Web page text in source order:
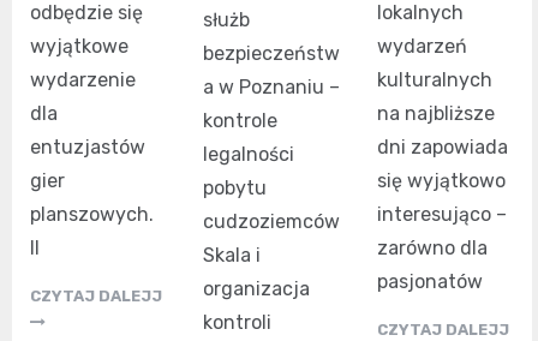
odbędzie się
wyjątkowe
wydarzenie
dla
entuzjastów
gier
planszowych.
II
CZYTAJ DALEJJ
służb
bezpieczeństw
a w Poznaniu –
kontrole
legalności
pobytu
cudzoziemców
Skala i
organizacja
kontroli
lokalnych
wydarzeń
kulturalnych
na najbliższe
dni zapowiada
się wyjątkowo
interesująco –
zarówno dla
pasjonatów
CZYTAJ DALEJJ